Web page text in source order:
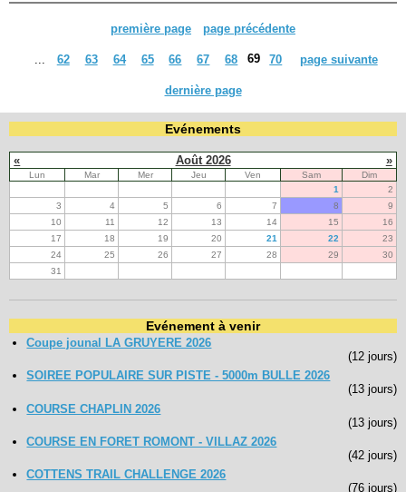
première page page précédente
... 62 63 64 65 66 67 68 69 70 page suivante
dernière page
Evénements
« Août 2026 »
Lun Mar Mer Jeu Ven Sam
Dim
1
2
3
4 5 6 7 8
9
10
11 12 13 14 15
16
17
18 19 20 21 22
23
24
25 26 27 28 29
30
31
Evénement à venir
Coupe jounal LA GRUYERE 2026
(12 jours)
SOIREE POPULAIRE SUR PISTE - 5000m BULLE 2026
(13 jours)
COURSE CHAPLIN 2026
(13 jours)
COURSE EN FORET ROMONT - VILLAZ 2026
(42 jours)
COTTENS TRAIL CHALLENGE 2026
(76 jours)